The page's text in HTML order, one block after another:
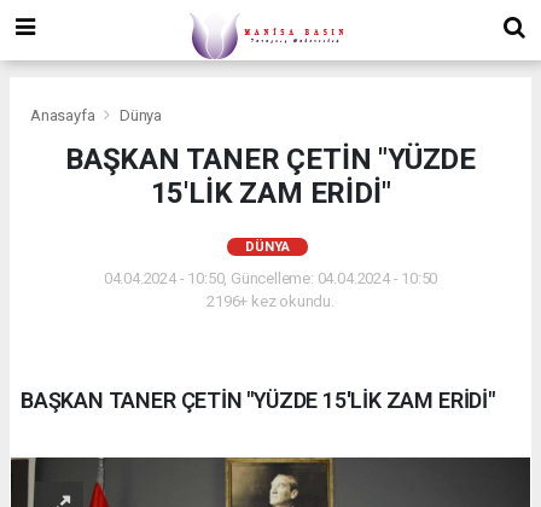
Anasayfa Dünya
BAŞKAN TANER ÇETİN "YÜZDE
15'LİK ZAM ERİDİ"
DÜNYA
04.04.2024 - 10:50, Güncelleme: 04.04.2024 - 10:50
2196+ kez okundu.
BAŞKAN TANER ÇETİN "YÜZDE 15'LİK ZAM ERİDİ"